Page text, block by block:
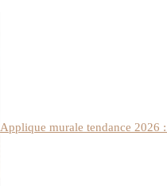
Applique murale tendance 2026